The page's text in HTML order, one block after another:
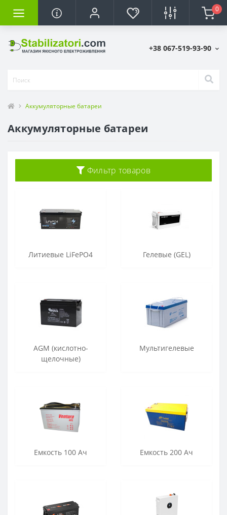
0
+38 067-519-93-90
Аккумуляторные батареи
Аккумуляторные батареи
Фильтр товаров
Литиевые LiFePO4 Гелевые (GEL)
AGM (кислотно-
щелочные)
Мультигелевые
Емкость 100 Ач Емкость 200 Ач